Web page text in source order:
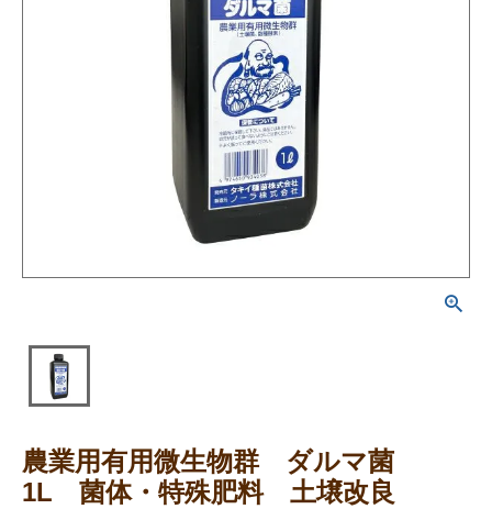
農業用有用微生物群 ダルマ菌
1L 菌体・特殊肥料 土壌改良